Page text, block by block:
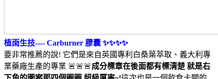
植雨生技---- Carburner 膠囊 ✨✨✨✨
要非常推薦的說! 它們是來自英國專利白桑葉萃取、義大利專
業藥廠生產的專業 🚨🚨🚨成分標章在後面都有標清楚 就是右